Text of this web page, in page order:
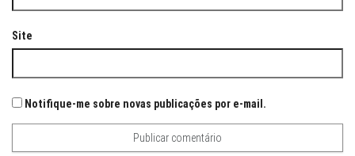
Site
Notifique-me sobre novas publicações por e-mail.